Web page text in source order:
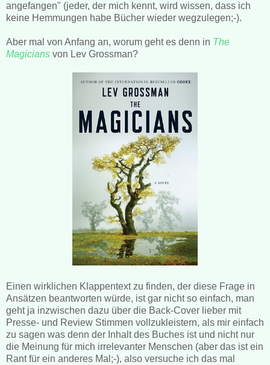
angefangen" (jeder, der mich kennt, wird wissen, dass ich
keine Hemmungen habe Bücher wieder wegzulegen;-).
Aber mal von Anfang an, worum geht es denn in The
Magicians von Lev Grossman?
Einen wirklichen Klappentext zu finden, der diese Frage in
Ansätzen beantworten würde, ist gar nicht so einfach, man
geht ja inzwischen dazu über die Back-Cover lieber mit
Presse- und Review Stimmen vollzukleistern, als mir einfach
zu sagen was denn der Inhalt des Buches ist und nicht nur
die Meinung für mich irrelevanter Menschen (aber das ist ein
Rant für ein anderes Mal;-), also versuche ich das mal